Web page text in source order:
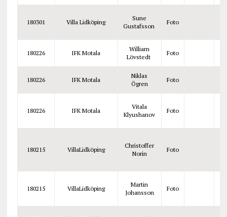
180301 Villa Lidköping
Sune
Gustafsson
Foto
180226 IFK Motala
William
Lövstedt
Foto
180226 IFK Motala
Niklas
Ögren
Foto
180226 IFK Motala
Vitala
Klyushanov
Foto
180215 VillaLidköping
Christoffer
Norin
Foto
180215 VillaLidköping
Martin
Johansson
Foto